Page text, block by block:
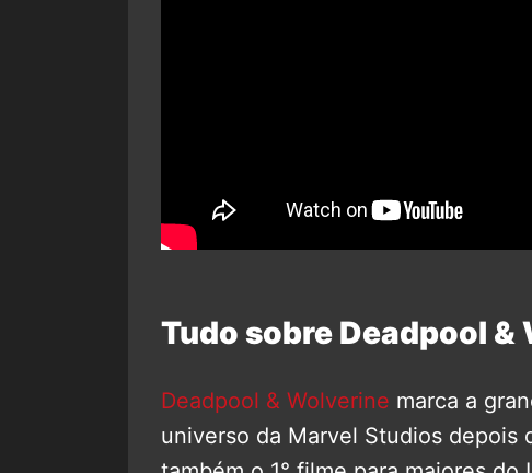
Tudo sobre Deadpool &
Deadpool & Wolverine marca a
universo da Marvel Studios depois